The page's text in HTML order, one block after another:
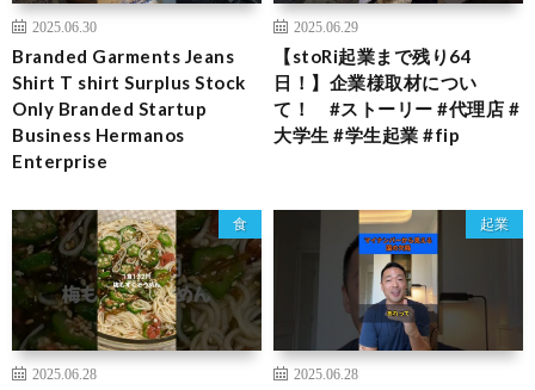
2025.06.30
Branded Garments Jeans
Shirt T shirt Surplus Stock
Only Branded Startup
Business Hermanos
Enterprise
2025.06.29
【stoRi起業まで残り64
日！】企業様取材につい
て！ #ストーリー #代理店 #
大学生 #学生起業 #fip
食
2025.06.28
起業
2025.06.28